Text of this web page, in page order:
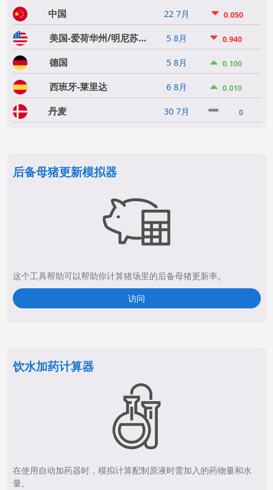
中国 22 7月 0.050
美国-爱荷华州/明尼苏达州 5 8月 0.940
德国 5 8月 0.100
西班牙-莱里达 6 8月 0.010
丹麦 30 7月 0
后备母猪更新模拟器
这个工具帮助可以帮助你计算猪场里的后备母猪更新率。
访问
饮水加药计算器
在使用自动加药器时，模拟计算配制原液时需加入的药物量和水
量。